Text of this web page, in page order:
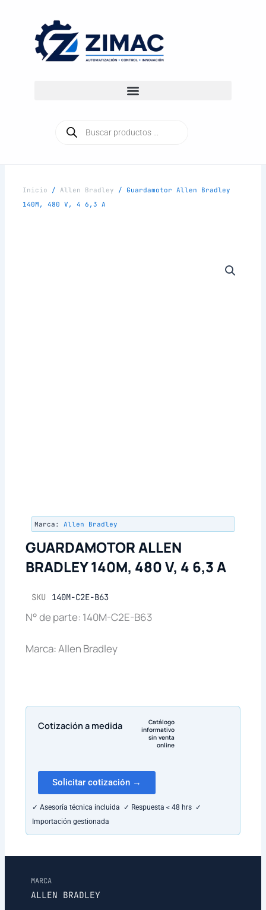
contenido
productos
Inicio / Allen Bradley / Guardamotor Allen Bradley
140M, 480 V, 4 6,3 A
Marca: Allen Bradley
GUARDAMOTOR ALLEN
BRADLEY 140M, 480 V, 4 6,3 A
SKU 140M-C2E-B63
N° de parte: 140M-C2E-B63
Marca: Allen Bradley
Cotización a medida
Catálogo
informativo
sin venta
online
Solicitar cotización →
✓ Asesoría técnica incluida ✓ Respuesta < 48 hrs ✓
Importación gestionada
MARCA
ALLEN BRADLEY